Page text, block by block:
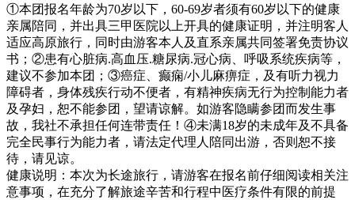
①本团报名年龄为70岁以下，60-69岁者须有60岁以下的健康
亲属陪同，并出具三甲医院以上开具的健康证明，并注明客人
适应高原旅行，同时由游客本人及直系亲属共同签署免责协议
书；②患有心脏病.高血压.糖尿病.冠心病、呼吸系统疾病等，
建议不参加本团；③癌症、癫痫/小儿麻痹症，及有听力视力
障碍者，身体残疾行动不便者，有精神疾病无行为控制能力者
及孕妇，恕不能参团，望请谅解。如游客隐瞒参团而发生事
故，我社不承担任何连带责任！④未满18岁的未成年及不具备
完全民事行为能力者，请法定代理人陪同出游，否则恕不接
待，请见谅。
健康说明：本次为长途旅行，请游客在报名前仔细阅读相关注
意事项，在充分了解旅途辛苦和行程中医疗条件有限的前提